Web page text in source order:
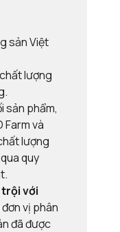
sản Việt
lượng
sản phẩm,
Farm và
lượng
quy
với
vị phân
đã được